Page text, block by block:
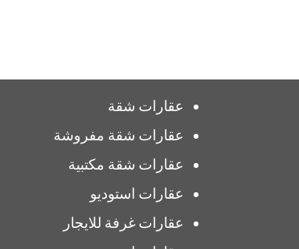
عقارات شقة
عقارات شقة مفروشة
عقارات شقة مكتبية
عقارات استوديو
عقارات غرفة للايجار